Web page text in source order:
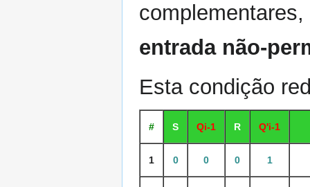
entrada não-
Esta condição
# S Qi-1 R Q'i-1
1 0 0 0 1